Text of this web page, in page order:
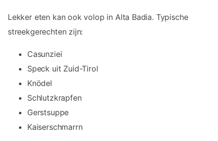
Lekker eten kan ook volop in Alta Badia. Typische
streekgerechten zijn:
Casunziei
Speck uit Zuid-Tirol
Knödel
Schlutzkrapfen
Gerstsuppe
Kaiserschmarrn